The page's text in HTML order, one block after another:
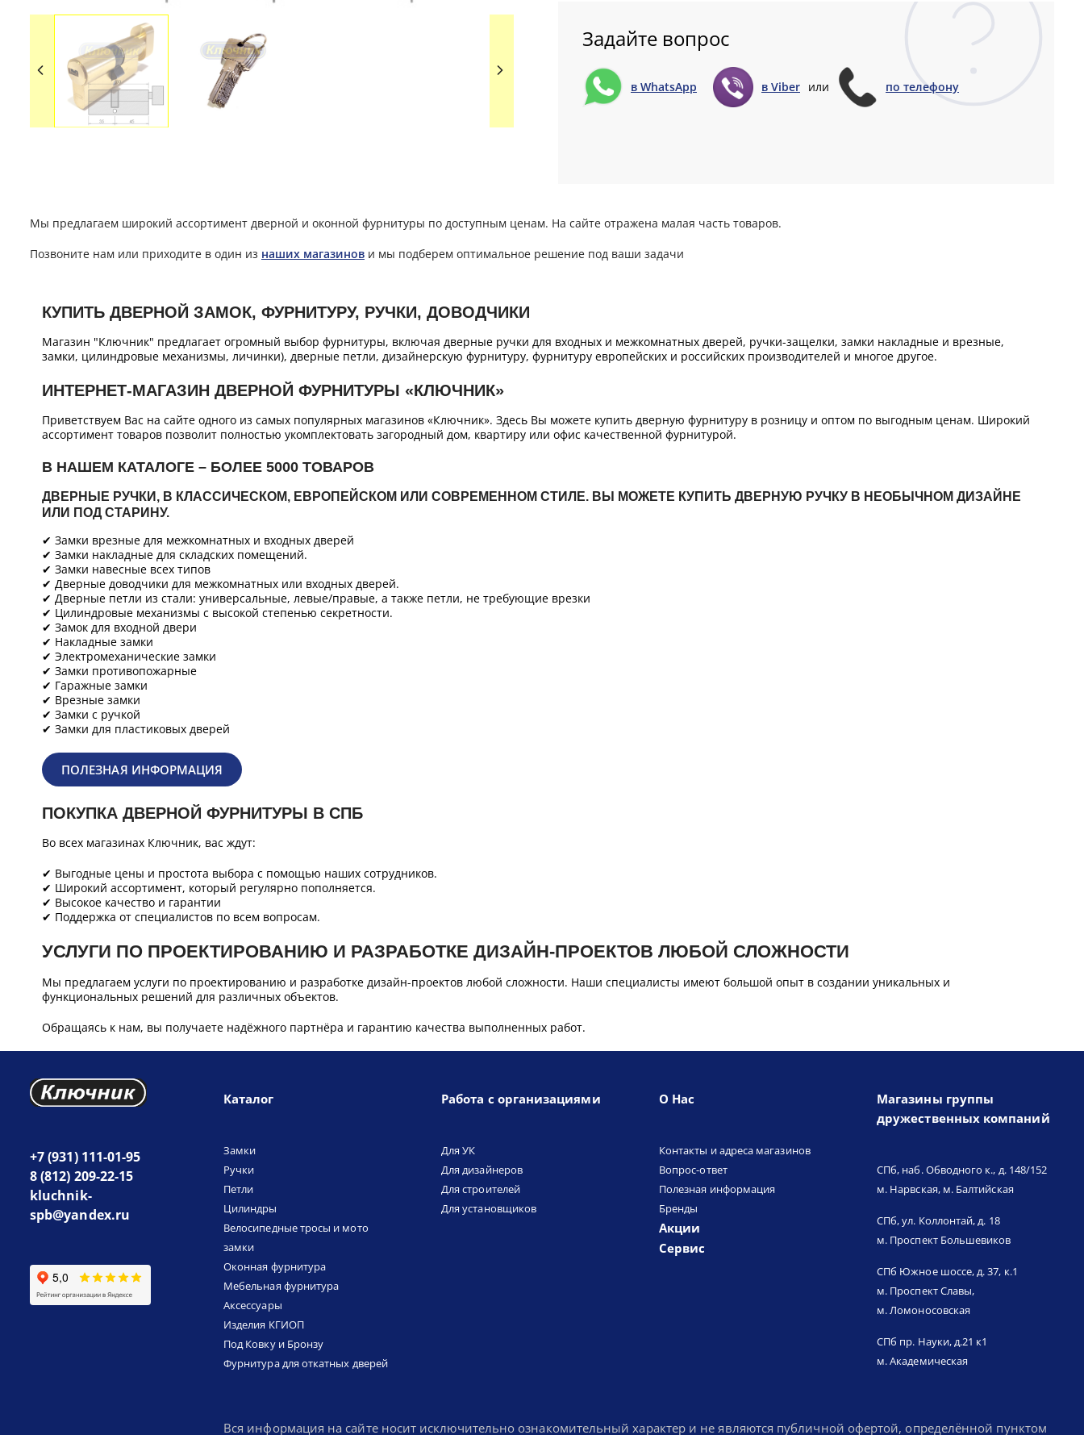
Задайте вопрос
в WhatsApp в Viber или по телефону
Мы предлагаем широкий ассортимент дверной и оконной фурнитуры по доступным ценам. На сайте отражена малая часть товаров.
Позвоните нам или приходите в один из наших магазинов и мы подберем оптимальное решение под ваши задачи
КУПИТЬ ДВЕРНОЙ ЗАМОК, ФУРНИТУРУ, РУЧКИ, ДОВОДЧИКИ
Магазин "Ключник" предлагает огромный выбор фурнитуры, включая дверные ручки для входных и межкомнатных дверей, ручки-защелки, замки накладные и врезные,
замки, цилиндровые механизмы, личинки), дверные петли, дизайнерскую фурнитуру, фурнитуру европейских и российских производителей и многое другое.
ИНТЕРНЕТ-МАГАЗИН ДВЕРНОЙ ФУРНИТУРЫ «КЛЮЧНИК»
Приветствуем Вас на сайте одного из самых популярных магазинов «Ключник». Здесь Вы можете купить дверную фурнитуру в розницу и оптом по выгодным ценам. Широкий
ассортимент товаров позволит полностью укомплектовать загородный дом, квартиру или офис качественной фурнитурой.
В НАШЕМ КАТАЛОГЕ – БОЛЕЕ 5000 ТОВАРОВ
ДВЕРНЫЕ РУЧКИ, В КЛАССИЧЕСКОМ, ЕВРОПЕЙСКОМ ИЛИ СОВРЕМЕННОМ СТИЛЕ. ВЫ МОЖЕТЕ КУПИТЬ ДВЕРНУЮ РУЧКУ В НЕОБЫЧНОМ ДИЗАЙНЕ
ИЛИ ПОД СТАРИНУ.
✔ Замки врезные для межкомнатных и входных дверей
✔ Замки накладные для складских помещений.
✔ Замки навесные всех типов
✔ Дверные доводчики для межкомнатных или входных дверей.
✔ Дверные петли из стали: универсальные, левые/правые, а также петли, не требующие врезки
✔ Цилиндровые механизмы с высокой степенью секретности.
✔ Замок для входной двери
✔ Накладные замки
✔ Электромеханические замки
✔ Замки противопожарные
✔ Гаражные замки
✔ Врезные замки
✔ Замки с ручкой
✔ Замки для пластиковых дверей
ПОЛЕЗНАЯ ИНФОРМАЦИЯ
ПОКУПКА ДВЕРНОЙ ФУРНИТУРЫ В СПБ
Во всех магазинах Ключник, вас ждут:
✔ Выгодные цены и простота выбора с помощью наших сотрудников.
✔ Широкий ассортимент, который регулярно пополняется.
✔ Высокое качество и гарантии
✔ Поддержка от специалистов по всем вопросам.
УСЛУГИ ПО ПРОЕКТИРОВАНИЮ И РАЗРАБОТКЕ ДИЗАЙН-ПРОЕКТОВ ЛЮБОЙ СЛОЖНОСТИ
Мы предлагаем услуги по проектированию и разработке дизайн-проектов любой сложности. Наши специалисты имеют большой опыт в создании уникальных и
функциональных решений для различных объектов.
Обращаясь к нам, вы получаете надёжного партнёра и гарантию качества выполненных работ.
+7 (931) 111-01-95
8 (812) 209-22-15
kluchnik-
spb@yandex.ru
Каталог
Замки
Ручки
Петли
Цилиндры
Велосипедные тросы и мото
замки
Оконная фурнитура
Мебельная фурнитура
Аксессуары
Изделия КГИОП
Под Ковку и Бронзу
Фурнитура для откатных дверей
Работа с организациями
Для УК
Для дизайнеров
Для строителей
Для установщиков
О Нас
Контакты и адреса магазинов
Вопрос-ответ
Полезная информация
Бренды
Акции
Сервис
Магазины группы
дружественных компаний
СПб, наб. Обводного к., д. 148/152
м. Нарвская, м. Балтийская
СПб, ул. Коллонтай, д. 18
м. Проспект Большевиков
СПб Южное шоссе, д. 37, к.1
м. Проспект Славы,
м. Ломоносовская
СПб пр. Науки, д.21 к1
м. Академическая
Вся информация на сайте носит исключительно ознакомительный характер и не являются публичной офертой, определённой пунктом